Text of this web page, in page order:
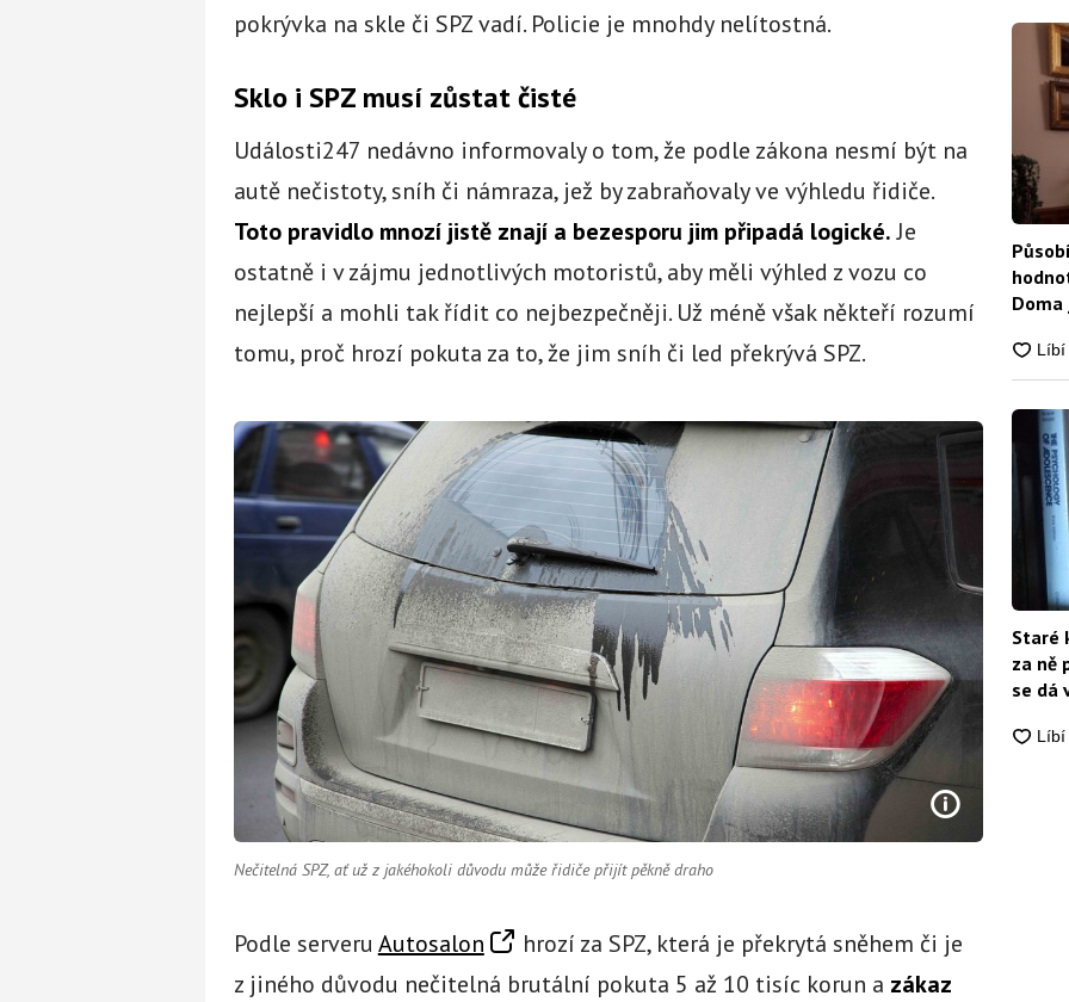
pokrývka na skle či SPZ vadí. Policie je mnohdy nelítostná.
Sklo i SPZ musí zůstat čisté
Události247 nedávno informovaly o tom, že podle zákona nesmí být na
autě nečistoty, sníh či námraza, jež by zabraňovaly ve výhledu řidiče.
Toto pravidlo mnozí jistě znají a bezesporu jim připadá logické.Je
ostatně i v zájmu jednotlivých motoristů, aby měli výhled z vozu co
nejlepší a mohli tak řídit co nejbezpečněji. Už méně však někteří rozumí
tomu, proč hrozí pokuta za to, že jim sníh či led překrývá SPZ.
Nečitelná SPZ, ať už z jakéhokoli důvodu může řidiče přijít pěkně draho
Podle serveru Autosalon
hrozí za SPZ, která je překrytá sněhem či je
z jiného důvodu nečitelná brutální pokuta 5 až 10 tisíc korun a zákaz
Staré
za ně
se dá